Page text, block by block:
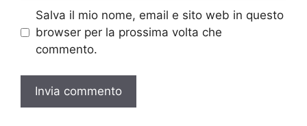
Salva il mio nome, email e sito web in questo
browser per la prossima volta che
commento.